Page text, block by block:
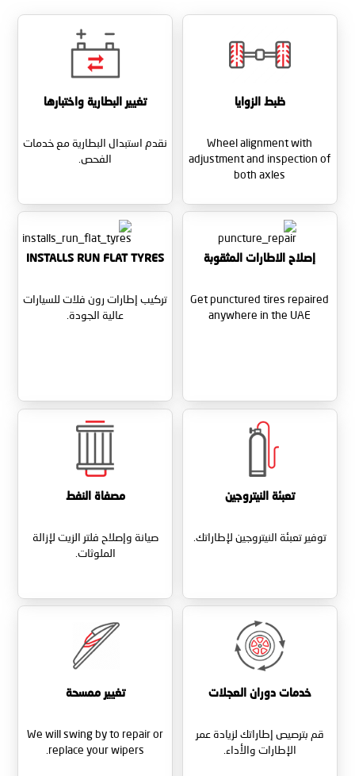
ظبط الزوايا
Wheel alignment with
adjustment and inspection of
both axles
تغيير البطارية واختبارها
نقدم استبدال البطارية مع خدمات
الفحص.
إصلاح الاطارات المثقوبة
Get punctured tires repaired
anywhere in the UAE
INSTALLS RUN FLAT TYRES
تركيب إطارات رون فلات للسيارات
عالية الجودة.
تعبئة النيتروجين
توفير تعبئة النيتروجين لإطاراتك.
مصفاة النفط
صيانة وإصلاح فلتر الزيت لإزالة
الملوثات.
خدمات دوران العجلات
قم بترصيص إطاراتك لزيادة عمر
الإطارات والأداء.
تغيير ممسحة
We will swing by to repair or
replace your wipers.